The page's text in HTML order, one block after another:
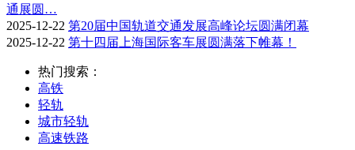
通展圆…
2025-12-22 第20届中国轨道交通发展高峰论坛圆满闭幕
2025-12-22 第十四届上海国际客车展圆满落下帷幕！
热门搜索：
高铁
轻轨
城市轻轨
高速铁路